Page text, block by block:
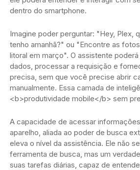
dentro do smartphone.
Imagine poder perguntar: "Hey, Plex,
tenho amanhã?" ou "Encontre as
litoral em março". O assistente
dados, processar a requisição e
precisa, sem que você precise abrir
manualmente. Essa camada de
<b>produtividade mobile</b> sem
A capacidade de acessar
aparelho, aliada ao poder de busca
eleva o nível da assistência. Ele não
ferramenta de busca, mas um
suas tarefas diárias, capaz de